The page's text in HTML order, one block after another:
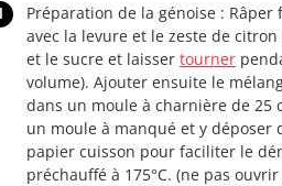
Préparation de la génoise :
avec la levure et le zeste de
et le sucre et laisser tourner
volume). Ajouter ensuite le
dans un moule à charnière de
un moule à manqué et y
papier cuisson pour faciliter le
préchauffé à 175°C. (ne pas